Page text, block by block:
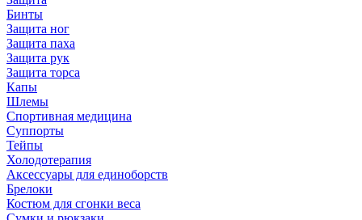
Бинты
Защита ног
Защита паха
Защита рук
Защита торса
Капы
Шлемы
Спортивная медицина
Суппорты
Тейпы
Холодотерапия
Аксессуары для единоборств
Брелоки
Костюм для сгонки веса